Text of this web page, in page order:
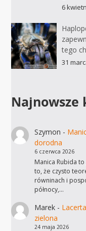
6
tego
31
Najnowsze
Szymon -
dorodna
6 czerwca 2026
Manica Rubida
to, że czysto
równinach i
północy,…
Marek-
zielona
24 maja 2026